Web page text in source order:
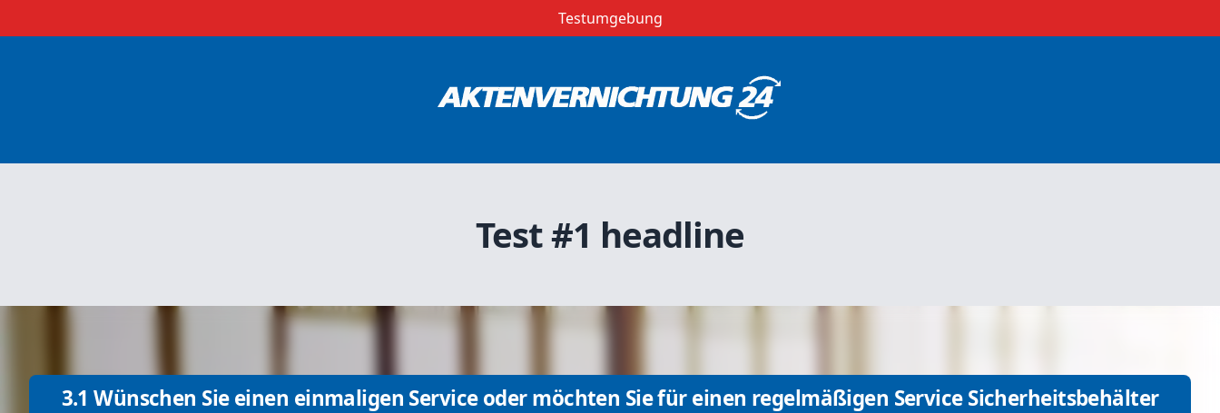
Testumgebung
Test #1 headline
3.1 Wünschen Sie einen einmaligen Service oder möchten Sie für einen regelmäßigen Service Sicherheitsbehälter